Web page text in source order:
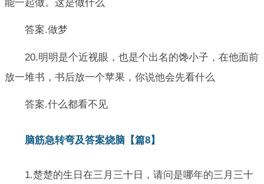
能一起做。这是做什么
答案.做梦
20.明明是个近视眼，也是个出名的馋小子，在他面前
放一堆书，书后放一个苹果，你说他会先看什么
答案.什么都看不见
脑筋急转弯及答案烧脑【篇8】
1.楚楚的生日在三月三十日，请问是哪年的三月三十